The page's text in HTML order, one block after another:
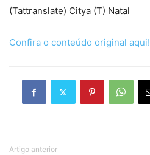
(Tattranslate) Citya (T) Natal
Confira o conteúdo original aqui!
Artigo anterior